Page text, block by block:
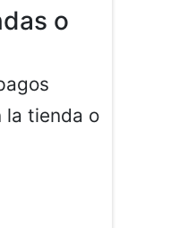
o
la tienda o